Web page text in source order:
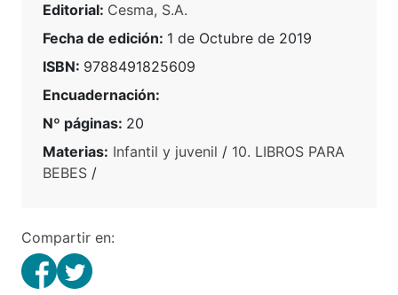
Editorial: Cesma, S.A.
Fecha de edición: 1 de Octubre de 2019
ISBN: 9788491825609
Encuadernación:
Nº páginas: 20
Materias: Infantil y juvenil / 10. LIBROS PARA
BEBES /
Compartir en: